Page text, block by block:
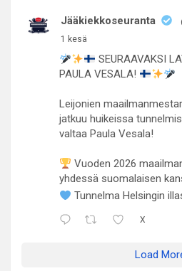
Jääkiekkoseuranta
1 kesä
SEURAAVAKSI
PAULA VESALA!
Leijonien
jatkuu huikeissa
valtaa Paula Vesala!
Vuoden 2026
yhdessä suomalaisen
Tunnelma Helsingin
X
Load